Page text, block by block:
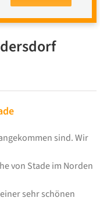
sind. Wir
von Stade im Norden
sehr schönen